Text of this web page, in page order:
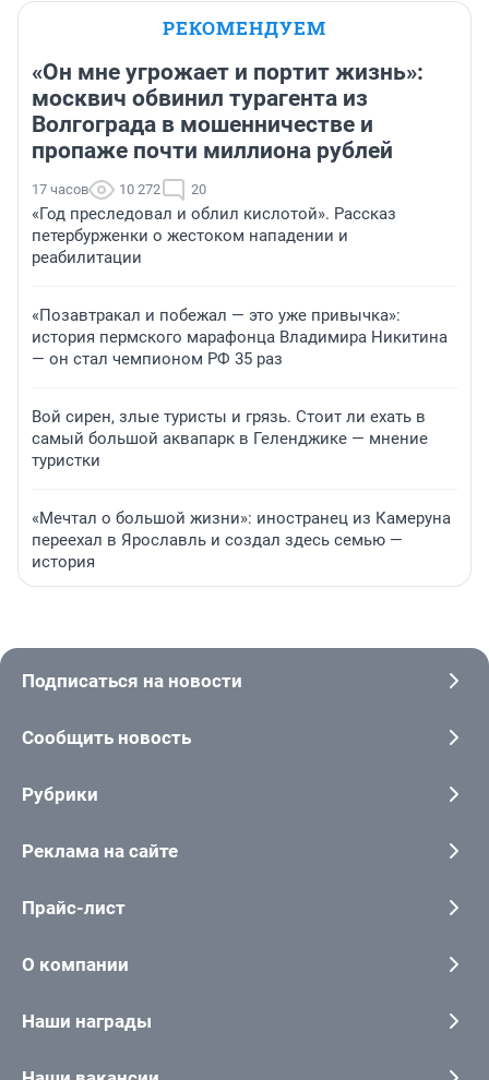
РЕКОМЕНДУЕМ
«Он мне угрожает и портит жизнь»:
москвич обвинил турагента из
Волгограда в мошенничестве и
пропаже почти миллиона рублей
17 часов 10 272 20
«Год преследовал и облил кислотой». Рассказ
петербурженки о жестоком нападении и
реабилитации
«Позавтракал и побежал — это уже привычка»:
история пермского марафонца Владимира Никитина
— он стал чемпионом РФ 35 раз
Вой сирен, злые туристы и грязь. Стоит ли ехать в
самый большой аквапарк в Геленджике — мнение
туристки
«Мечтал о большой жизни»: иностранец из Камеруна
переехал в Ярославль и создал здесь семью —
история
Подписаться на новости
Сообщить новость
Рубрики
Реклама на сайте
Прайс-лист
О компании
Наши награды